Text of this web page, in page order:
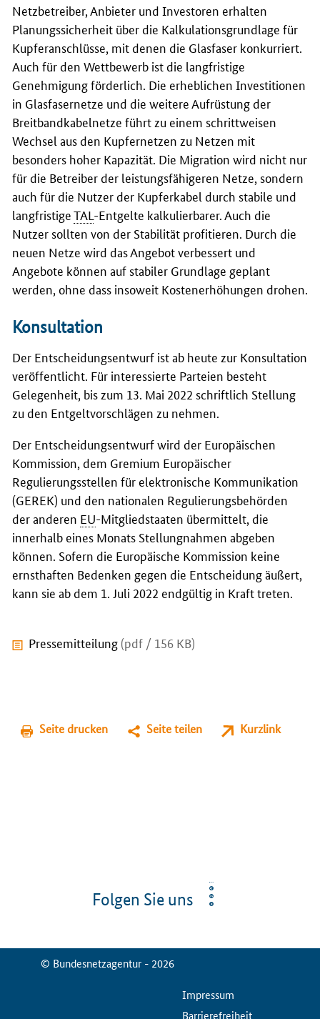
Netzbetreiber, Anbieter und Investoren erhalten
Planungssicherheit über die Kalkulationsgrundlage für
Kupferanschlüsse, mit denen die Glasfaser konkurriert.
Auch für den Wettbewerb ist die langfristige
Genehmigung förderlich. Die erheblichen Investitionen
in Glasfasernetze und die weitere Aufrüstung der
Breitbandkabelnetze führt zu einem schrittweisen
Wechsel aus den Kupfernetzen zu Netzen mit
besonders hoher Kapazität. Die Migration wird nicht nur
für die Betreiber der leistungsfähigeren Netze, sondern
auch für die Nutzer der Kupferkabel durch stabile und
langfristigeTAL -Entgelte kalkulierbarer. Auch die
Nutzer sollten von der Stabilität profitieren. Durch die
neuen Netze wird das Angebot verbessert und
Angebote können auf stabiler Grundlage geplant
werden, ohne dass insoweit Kostenerhöhungen drohen.
Konsultation
Der Entscheidungsentwurf ist ab heute zur Konsultation
veröffentlicht. Für interessierte Parteien besteht
Gelegenheit, bis zum 13. Mai 2022 schriftlich Stellung
zu den Entgeltvorschlägen zu nehmen.
Der Entscheidungsentwurf wird der Europäischen
Kommission, dem Gremium Europäischer
Regulierungsstellen für elektronische Kommunikation
(GEREK) und den nationalen Regulierungsbehörden
der anderen EU-Mitgliedstaaten übermittelt, die
innerhalb eines Monats Stellungnahmen abgeben
können. Sofern die Europäische Kommission keine
ernsthaften Bedenken gegen die Entscheidung äußert,
kann sie ab dem 1. Juli 2022 endgültig in Kraft treten.
Pressemitteilung (pdf / 156 KB)
Seite drucken Seite teilen Kurzlink
Folgen Sie uns
© Bundesnetzagentur - 2026
ServiceMenuImpressum
Barrierefreiheit